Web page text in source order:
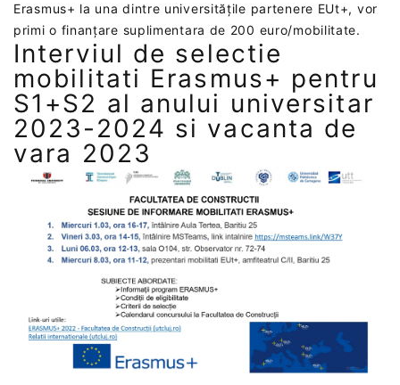
Erasmus+ la una dintre universitățile partenere EUt+, vor
primi o finanțare suplimentara de 200 euro/mobilitate.
Interviul de selectie
mobilitati Erasmus+ pentru
S1+S2 al anului universitar
2023-2024 si vacanta de
vara 2023